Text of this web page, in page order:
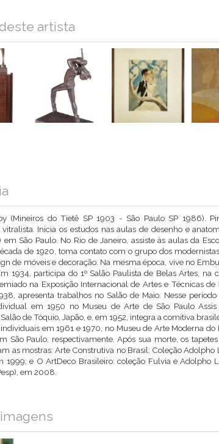
artista
(Mineiros do Tietê SP 1903 - São Paulo SP 1986).
Inicia os estudos nas aulas de desenho e
em São Paulo. No Rio de Janeiro, assiste às aulas da
de 1920, toma contato com o grupo dos
de móveis e decoração. Na mesma época, vive no
1934, participa do 1º Salão Paulista de Belas Artes, na
na Exposição Internacional de Artes e Técnicas
apresenta trabalhos no Salão de Maio. Nesse
em 1950 no Museu de Arte de São Paulo Assis
de Tóquio, Japão, e, em 1952, integra a comitiva
em 1961 e 1970, no Museu de Arte Moderna do
São Paulo, respectivamente. Após sua morte, os
as mostras: Arte Construtiva no Brasil: Coleção Adolpho
1999; e O ArtDeco Brasileiro: coleção Fulvia e Adolpho
em 2008.